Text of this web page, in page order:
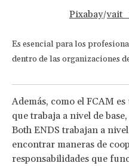
Pixabay/
Es esencial para los
dentro de las organizaciones
Además, como el FCAM
que trabaja a nivel de
Both ENDS trabajan a
encontrar maneras de
responsabilidades que